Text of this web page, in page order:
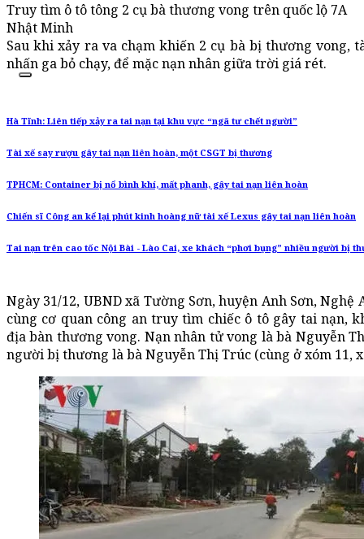
Truy tìm ô tô tông 2 cụ bà thương vong trên quốc lộ 7A
Nhật Minh
Sau khi xảy ra va chạm khiến 2 cụ bà bị thương vong,
nhấn ga bỏ chạy, để mặc nạn nhân giữa trời giá rét.
Hà Tĩnh: Liên tiếp xảy ra tai nạn tại khu vực “ngã tư chết người”
Tài xế say rượu gây tai nạn liên hoàn, một CSGT bị thương
TPHCM: Container bị nổ bình khí, mất phanh, gây tai nạn liên hoàn
Chiến sĩ Công an kể lại phút kinh hoàng nữ tài xế Lexus gây tai nạn liên hoàn
Tai nạn trên cao tốc Nội Bài - Lào Cai, xe khách “phơi bụng” nhiều người bị
Ngày 31/12, UBND xã Tường Sơn, huyện Anh Sơn, Nghệ
cùng cơ quan công an truy tìm chiếc ô tô gây tai nạn,
địa bàn thương vong. Nạn nhân tử vong là bà Nguyễn
người bị thương là bà Nguyễn Thị Trúc (cùng ở xóm 11,